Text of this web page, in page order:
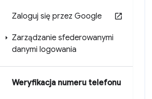
Zaloguj się przez Google
Zarządzanie sfederowanymi
danymi logowania
Weryfikacja numeru telefonu